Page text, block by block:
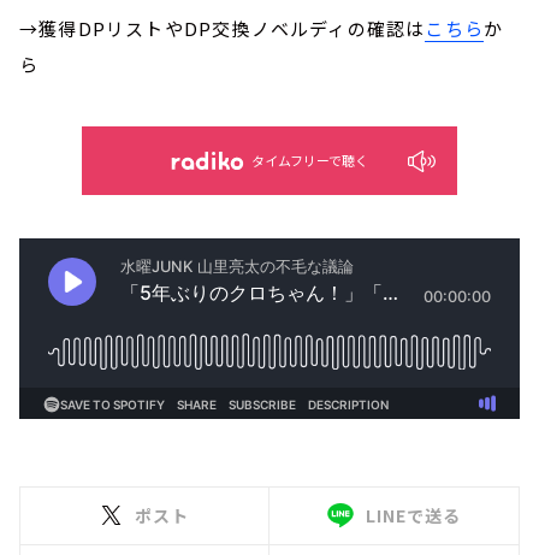
→獲得DPリストやDP交換ノベルディの確認はこちらか
ら
タイムフリーで聴く
ポスト LINEで送る